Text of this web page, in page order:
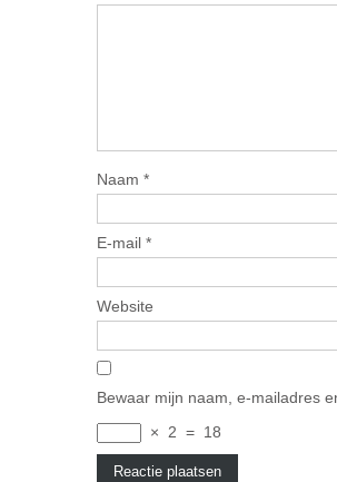
Naam *
E-mail *
Website
Bewaar mijn naam, e-mailadres
×
2 = 18